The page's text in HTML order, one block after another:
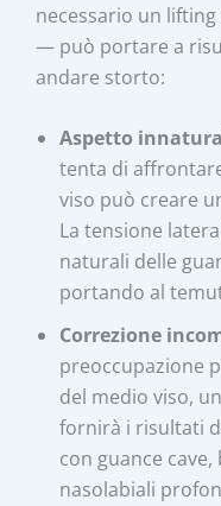
necessario un
— può portare a
andare storto:
Aspetto
tenta di
viso può creare
La tensione
naturali delle
portando al
Correzione
preoccupazione
del medio viso,
fornirà i risultati
con guance
nasolabiali